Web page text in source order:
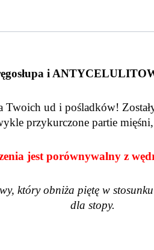
i
ud i pośladków!
przykurczone partie
jest porównywalny z
który obniża piętę w
dla stopy.